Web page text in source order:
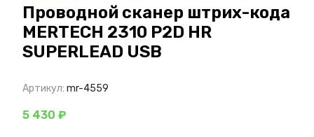
: ?>
Проводной сканер штрих-кода
MERTECH 2310 P2D HR
SUPERLEAD USB
Артикул: mr-4559
5 430 ₽